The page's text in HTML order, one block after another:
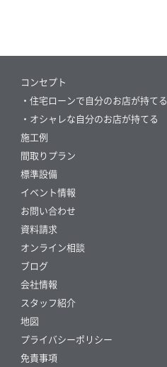
コンセプト
・住宅ローンで自分のお店が持てる
・オシャレな自分のお店が持てる
施工例
間取りプラン
標準設備
イベント情報
お問い合わせ
資料請求
オンライン相談
ブログ
会社情報
スタッフ紹介
地図
プライバシーポリシー
免責事項